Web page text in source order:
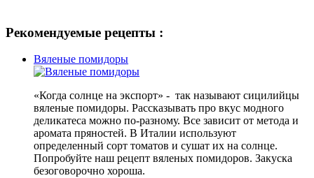
Рекомендуемые рецепты :
Вяленые помидоры
«Когда солнце на экспорт» - так называют сицилийцы
вяленые помидоры. Рассказывать про вкус модного
деликатеса можно по-разному. Все зависит от метода и
аромата пряностей. В Италии используют
определенный сорт томатов и сушат их на солнце.
Попробуйте наш рецепт вяленых помидоров. Закуска
безоговорочно хороша.